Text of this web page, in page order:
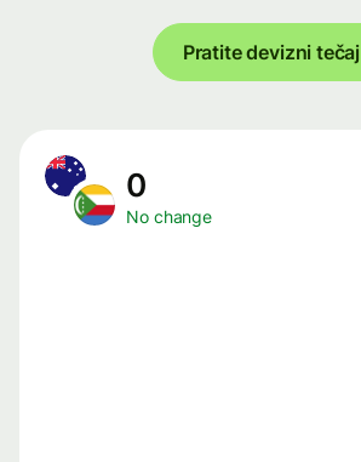
Pratite devizni tečaj
0
No change